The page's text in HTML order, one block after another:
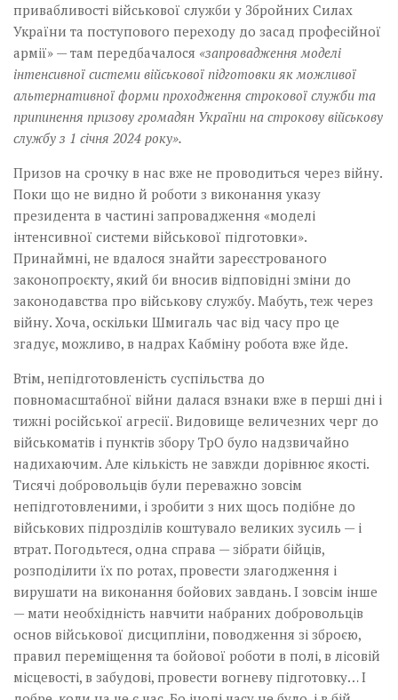
привабливості військової служби у Збройних Силах
України та поступового переходу до засад професійної
армії» — там передбачалося «запровадження моделі
інтенсивної системи військової підготовки як можливої
альтернативної форми проходження строкової служби та
припинення призову громадян України на строкову військову
службу з 1 січня 2024 року».
Призов на срочку в нас вже не проводиться через війну.
Поки що не видно й роботи з виконання указу
президента в частині запровадження «моделі
інтенсивної системи військової підготовки».
Принаймні, не вдалося знайти зареєстрованого
законопроєкту, який би вносив відповідні зміни до
законодавства про військову службу. Мабуть, теж через
війну. Хоча, оскільки Шмигаль час від часу про це
згадує, можливо, в надрах Кабміну робота вже йде.
Втім, непідготовленість суспільства до
повномасштабної війни далася взнаки вже в перші дні і
тижні російської агресії. Видовище величезних черг до
військоматів і пунктів збору ТрО було надзвичайно
надихаючим. Але кількість не завжди дорівнює якості.
Тисячі добровольців були переважно зовсім
непідготовленими, і зробити з них щось подібне до
військових підрозділів коштувало великих зусиль — і
втрат. Погодьтеся, одна справа — зібрати бійців,
розподілити їх по ротах, провести злагодження і
вирушати на виконання бойових завдань. І зовсім інше
— мати необхідність навчити набраних добровольців
основ військової дисципліни, поводження зі зброєю,
правил переміщення та бойової роботи в полі, в лісовій
місцевості, в забудові, провести вогневу підготовку… І